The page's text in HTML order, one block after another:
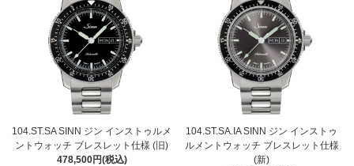
104.ST.SA SINN ジン インストゥルメ
ントウォッチ ブレスレット仕様 (旧)
478,500円(税込)
104.ST.SA.IA SINN ジン インストゥ
ルメントウォッチ ブレスレット仕様
(新)